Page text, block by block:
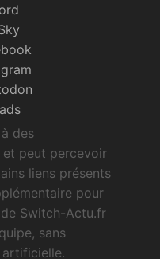
des
et peut percevoir
liens présents
pour
Switch-Actu.fr
sans
artificielle.